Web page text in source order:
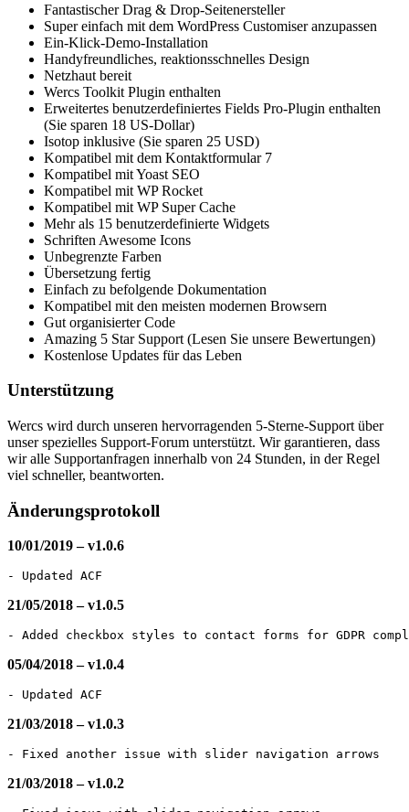
Fantastischer Drag & Drop-Seitenersteller
Super einfach mit dem WordPress Customiser anzupassen
Ein-Klick-Demo-Installation
Handyfreundliches, reaktionsschnelles Design
Netzhaut bereit
Wercs Toolkit Plugin enthalten
Erweitertes benutzerdefiniertes Fields Pro-Plugin enthalten
(Sie sparen 18 US-Dollar)
Isotop inklusive (Sie sparen 25 USD)
Kompatibel mit dem Kontaktformular 7
Kompatibel mit Yoast SEO
Kompatibel mit WP Rocket
Kompatibel mit WP Super Cache
Mehr als 15 benutzerdefinierte Widgets
Schriften Awesome Icons
Unbegrenzte Farben
Übersetzung fertig
Einfach zu befolgende Dokumentation
Kompatibel mit den meisten modernen Browsern
Gut organisierter Code
Amazing 5 Star Support (Lesen Sie unsere Bewertungen)
Kostenlose Updates für das Leben
Unterstützung
Wercs wird durch unseren hervorragenden 5-Sterne-Support über
unser spezielles Support-Forum unterstützt. Wir garantieren, dass
wir alle Supportanfragen innerhalb von 24 Stunden, in der Regel
viel schneller, beantworten.
Änderungsprotokoll
10/01/2019 – v1.0.6
21/05/2018 – v1.0.5
05/04/2018 – v1.0.4
21/03/2018 – v1.0.3
21/03/2018 – v1.0.2